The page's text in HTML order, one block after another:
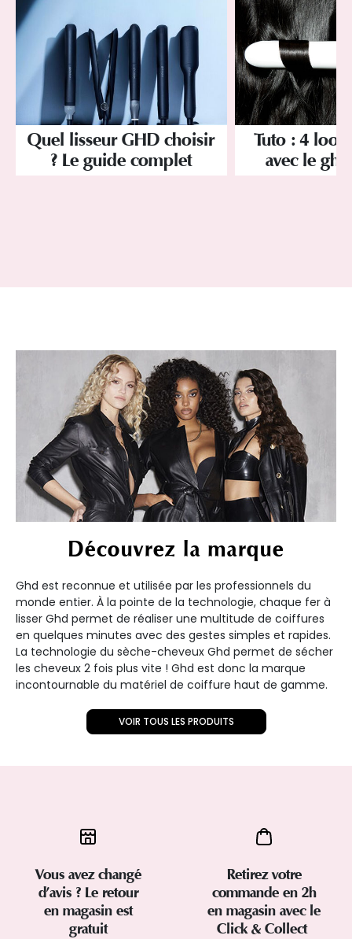
Quel lisseur GHD choisir
? Le guide complet
Tuto : 4
avec le
Découvrez la marque
Ghd est reconnue et utilisée par les professionnels du
monde entier. À la pointe de la technologie, chaque fer à
lisser Ghd permet de réaliser une multitude de coiffures
en quelques minutes avec des gestes simples et rapides.
La technologie du sèche-cheveux Ghd permet de sécher
les cheveux 2 fois plus vite ! Ghd est donc la marque
incontournable du matériel de coiffure haut de gamme.
VOIR TOUS LES PRODUITS
Vous avez changé
d’avis ? Le retour
en magasin est
gratuit
Retirez votre
commande en 2h
en magasin avec le
Click & Collect